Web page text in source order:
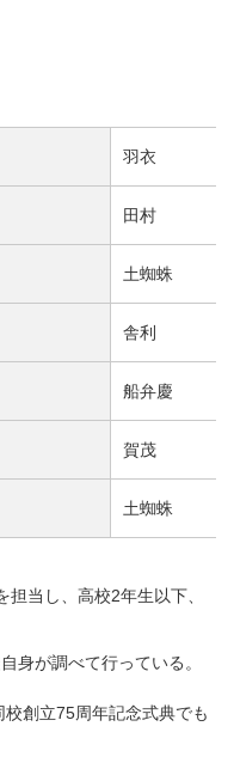
羽衣
田村
土蜘蛛
舎利
船弁慶
賀茂
土蜘蛛
当し、高校2年生以下、
身が調べて行っている。
創立75周年記念式典でも